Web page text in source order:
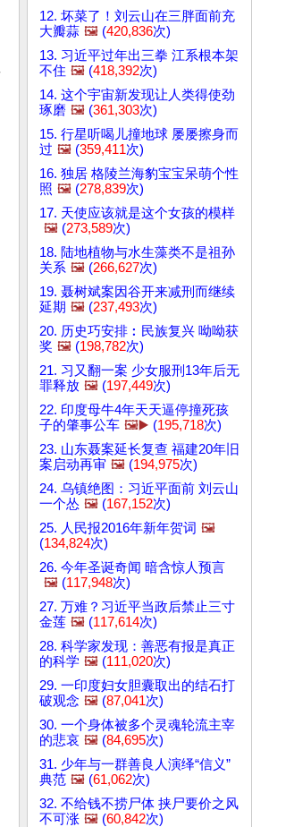
12. 坏菜了！刘云山在三胖面前充
大瓣蒜 🖼️ (420,836次)
13. 习近平过年出三拳 江系根本架
不住 🖼️ (418,392次)
14. 这个宇宙新发现让人类得使劲
琢磨 🖼️ (361,303次)
15. 行星听喝儿撞地球 屡屡擦身而
过 🖼️ (359,411次)
16. 独居 格陵兰海豹宝宝呆萌个性
照 🖼️ (278,839次)
17. 天使应该就是这个女孩的模样
🖼️ (273,589次)
18. 陆地植物与水生藻类不是祖孙
关系 🖼️ (266,627次)
19. 聂树斌案因谷开来减刑而继续
延期 🖼️ (237,493次)
20. 历史巧安排︰民族复兴 呦呦获
奖 🖼️ (198,782次)
21. 习又翻一案 少女服刑13年后无
罪释放 🖼️ (197,449次)
22. 印度母牛4年天天逼停撞死孩
子的肇事公车 🖼️▶️ (195,718次)
23. 山东聂案延长复查 福建20年旧
案启动再审 🖼️ (194,975次)
24. 乌镇绝图：习近平面前 刘云山
一个怂 🖼️ (167,152次)
25. 人民报2016年新年贺词 🖼️
(134,824次)
26. 今年圣诞奇闻 暗含惊人预言
🖼️ (117,948次)
27. 万难？习近平当政后禁止三寸
金莲 🖼️ (117,614次)
28. 科学家发现：善恶有报是真正
的科学 🖼️ (111,020次)
29. 一印度妇女胆囊取出的结石打
破观念 🖼️ (87,041次)
30. 一个身体被多个灵魂轮流主宰
的悲哀 🖼️ (84,695次)
31. 少年与一群善良人演绎“信义”
典范 🖼️ (61,062次)
32. 不给钱不捞尸体 挟尸要价之风
不可涨 🖼️ (60,842次)